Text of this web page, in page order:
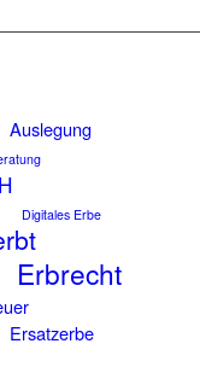
Auslegung
Digitales Erbe
Erbrecht
Ersatzerbe